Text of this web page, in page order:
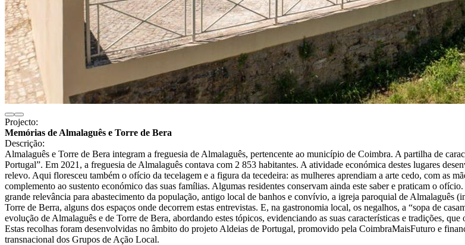
Projecto:
Memórias de Almalaguês e Torre de Bera
Descrição:
Almalaguês e Torre de Bera integram a freguesia de Almalaguês, pertencente ao município de Coimbra. A partilha de
Portugal”. Em 2021, a freguesia de Almalaguês contava com 2 853 habitantes. A atividade económica destes lugares
relevo. Aqui floresceu também o ofício da tecelagem e a figura da tecedeira: as mulheres aprendiam a arte cedo, com as
complemento ao sustento económico das suas famílias. Algumas residentes conservam ainda este saber e praticam o
grande relevância para abastecimento da população, antigo local de banhos e convívio, a igreja paroquial de Almalaguês
Torre de Berra, alguns dos espaços onde decorrem estas entrevistas. E, na gastronomia local, os negalhos, a “sopa de
evolução de Almalaguês e de Torre de Bera, abordando estes tópicos, evidenciando as suas características e tradições,
Estas recolhas foram desenvolvidas no âmbito do projeto Aldeias de Portugal, promovido pela CoimbraMaisFuturo e
transnacional dos Grupos de Ação Local.